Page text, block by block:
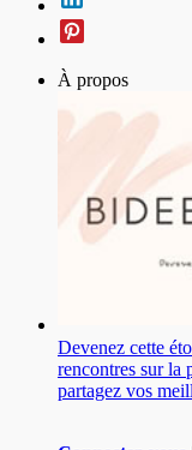
À propos
Devenez cette
rencontres sur la
partagez vos